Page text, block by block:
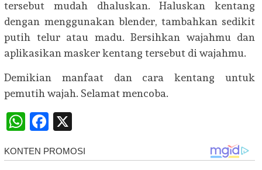
tersebut mudah dhaluskan. Haluskan kentang
dengan menggunakan blender, tambahkan sedikit
putih telur atau madu. Bersihkan wajahmu dan
aplikasikan masker kentang tersebut di wajahmu.
Demikian manfaat dan cara kentang untuk
pemutih wajah. Selamat mencoba.
WhatsApp
Facebook